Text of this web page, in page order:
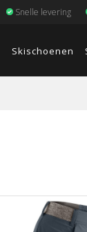
Snelle levering
Skischoenen